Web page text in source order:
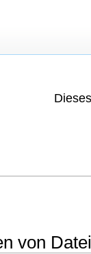
von